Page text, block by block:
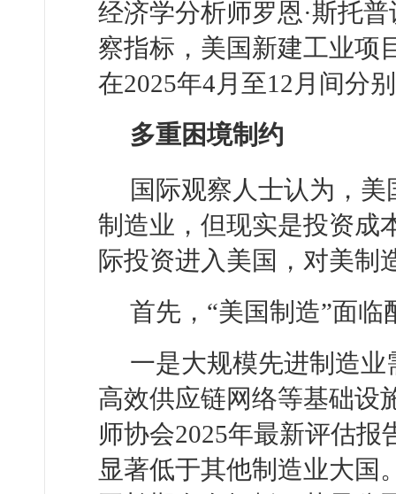
经济学分析师罗恩·斯托
察指标，美国新建工业项
在2025年4月至12月间分
多重困境制约
国际观察人士认为，
制造业，但现实是投资成
际投资进入美国，对美制
首先，“美国制造”面
一是大规模先进制造
高效供应链网络等基础设
师协会2025年最新评估
显著低于其他制造业大国